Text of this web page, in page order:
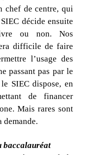
chef de centre, qui
décide ensuite
ou non. Nos
difficile de faire
l’usage des
passant pas par le
SIEC dispose, en
de financer
Mais rares sont
demande.
baccalauréat